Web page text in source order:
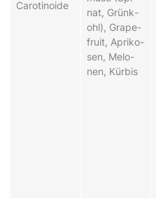
Car­o­tin­o­i­de
nat, Grünk­
ohl), Grape­
fruit, A­pri­ko­
sen, Me­lo­
nen, Kür­bis